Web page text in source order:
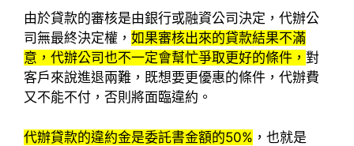
由於貸款的審核是由銀行或融資公司決定，代辦公
司無最終決定權， 如果審核出來的貸款結果不滿
意，代辦公司也不一定會幫忙爭取更好的條件， 對
客戶來說進退兩難，既想要更優惠的條件，代辦費
又不能不付，否則將面臨違約。
代辦貸款的違約金是委託書金額的50% ，也就是